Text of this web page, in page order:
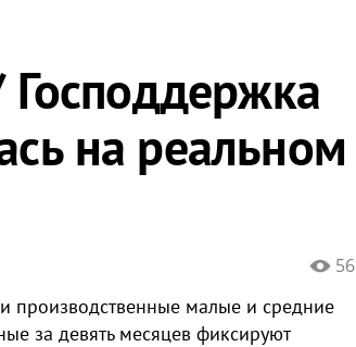
на реальном
56
производственные малые и средние
за девять месяцев фиксируют